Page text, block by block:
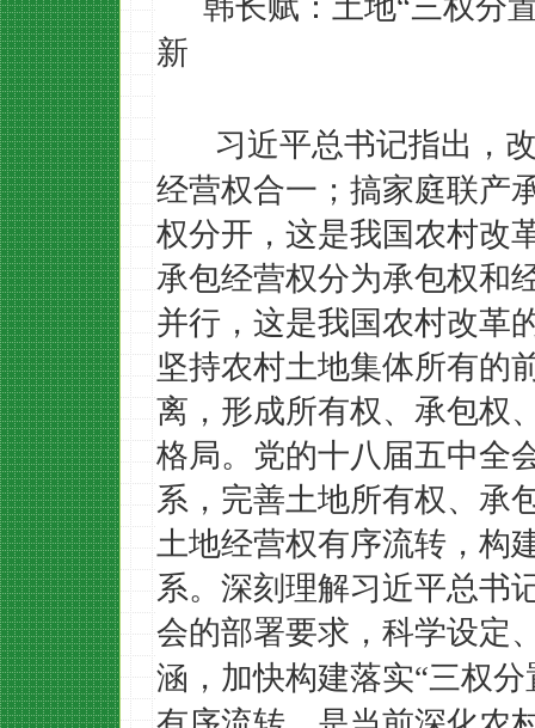
“
新
习近平总书记指出，
经营权合一；搞家庭联产
权分开，这是我国农村改
承包经营权分为承包权和
并行，这是我国农村改革
坚持农村土地集体所有的
离，形成所有权、承包权
格局。党的十八届五中全
系，完善土地所有权、承
土地经营权有序流转，构
系。深刻理解习近平总书
会的部署要求，科学设定
涵，加快构建落实“三权分